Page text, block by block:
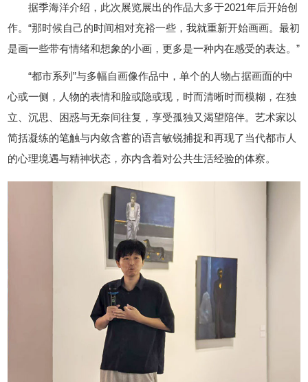
据季海洋介绍，此次展览展出的作品大多于2021年后开始创
作。“那时候自己的时间相对充裕一些，我就重新开始画画。最初
是画一些带有情绪和想象的小画，更多是一种内在感受的表达。”
“都市系列”与多幅自画像作品中，单个的人物占据画面的中
心或一侧，人物的表情和脸或隐或现，时而清晰时而模糊，在独
立、沉思、困惑与无奈间往复，享受孤独又渴望陪伴。艺术家以
简括凝练的笔触与内敛含蓄的语言敏锐捕捉和再现了当代都市人
的心理境遇与精神状态，亦内含着对公共生活经验的体察。